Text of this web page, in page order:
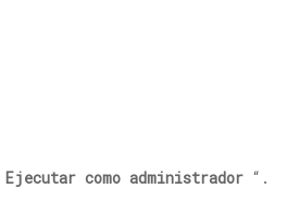
Ejecutar como administrador “.